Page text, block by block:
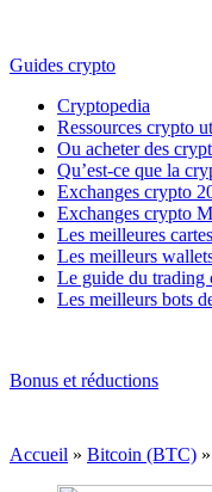
Guides crypto
Cryptopedia
Ressources crypto
Ou acheter des
Qu’est-ce que la
Exchanges crypto
Exchanges crypto
Les meilleures
Les meilleurs
Le guide du trading
Les meilleurs bots
Bonus et réductions
Accueil » Bitcoin (BTC) »